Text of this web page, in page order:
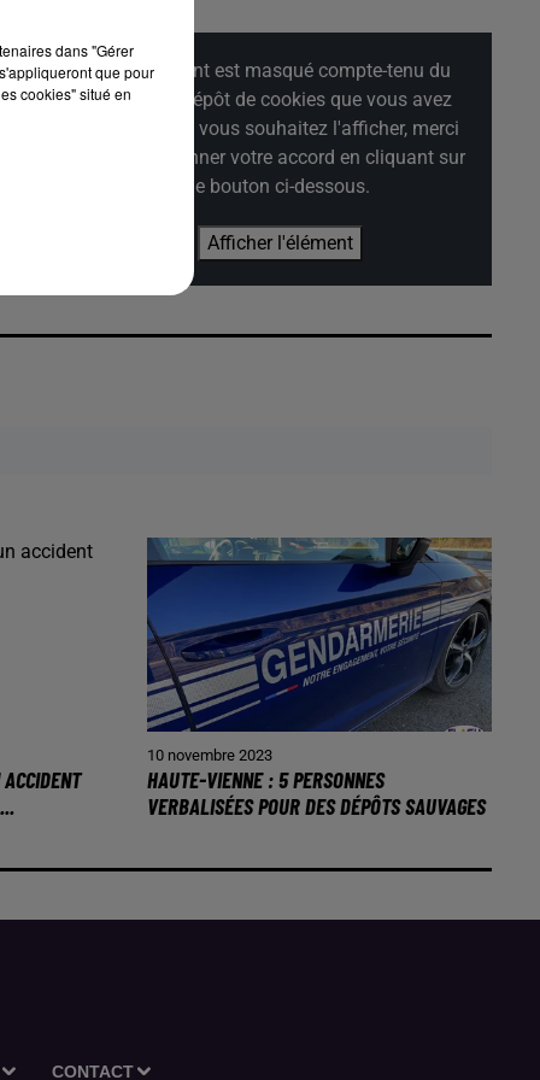
Cet élément est masqué compte-tenu du
refus du dépôt de cookies que vous avez
exprimé. Si vous souhaitez l'afficher, merci
de nous donner votre accord en cliquant sur
le bouton ci-dessous.
Afficher l'élément
10 novembre 2023
HAUTE-VIENNE : 5 PERSONNES
VERBALISÉES POUR DES DÉPÔTS SAUVAGES
CONTACT
dans "Gérer
que pour
cookies" situé en